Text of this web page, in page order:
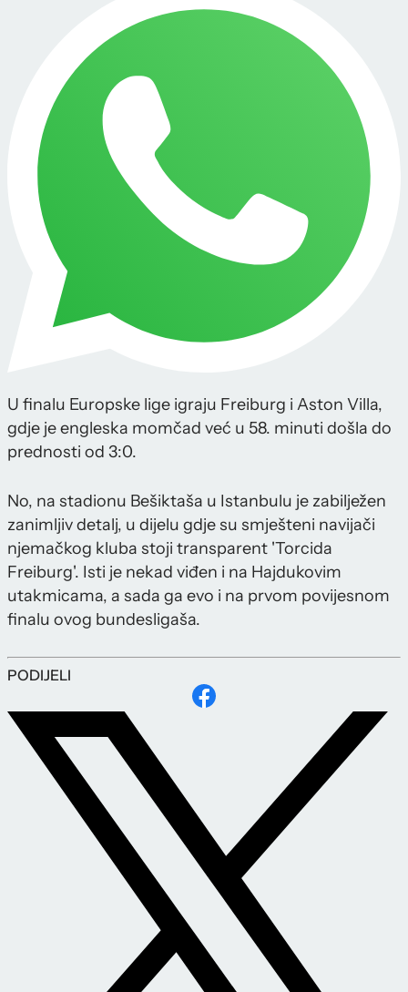
U finalu Europske lige igraju Freiburg i Aston Villa,
gdje je engleska momčad već u 58. minuti došla do
prednosti od 3:0.
No, na stadionu Bešiktaša u Istanbulu je zabilježen
zanimljiv detalj, u dijelu gdje su smješteni navijači
njemačkog kluba stoji transparent 'Torcida
Freiburg'. Isti je nekad viđen i na Hajdukovim
utakmicama, a sada ga evo i na prvom povijesnom
finalu ovog bundesligaša.
PODIJELI